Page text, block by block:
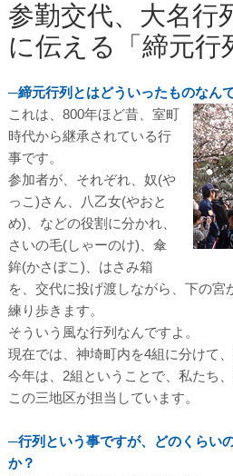
参勤交代、大名行
に伝える「締元行
─締元行列とはどういったものなん
これは、800年ほど昔、室町
時代から継承されている行
事です。
参加者が、それぞれ、奴(や
っこ)さん、八乙女(やおと
め)、などの役割に分かれ、
さいの毛(しゃーのけ)、傘
鉾(かさぼこ)、はさみ箱
を、交代に投げ渡しながら、下の宮
練り歩きます。
そういう風な行列なんですよ。
現在では、神埼町内を4組に分けて
今年は、2組ということで、私たち
この三地区が担当しています。
─行列という事ですが、どのくらい
か？